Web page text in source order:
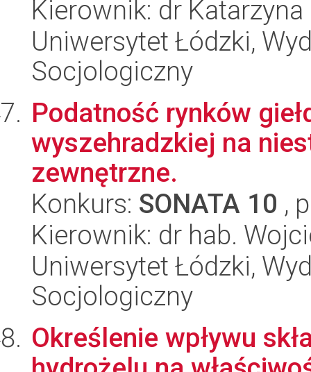
Kierownik: dr
Uniwersytet Łódzki,
Socjologiczny
Podatność rynków
wyszehradzkiej na
zewnętrzne.
Konkurs: SONATA 10 ,
Kierownik: dr hab.
Uniwersytet Łódzki,
Socjologiczny
Określenie wpływu